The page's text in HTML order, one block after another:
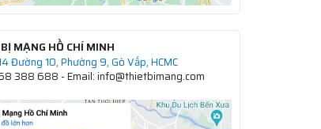
MẠNG HỒ CHÍ MINH
Đường 10, Phường 9, Gò Vấp, HCMC
388 688 - Email: info@thietbimang.com